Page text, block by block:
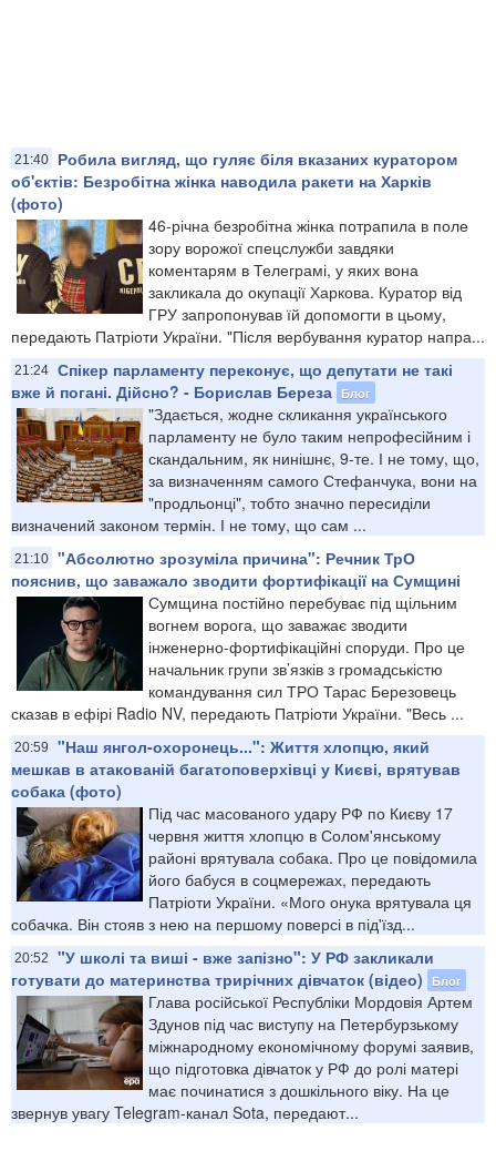
21:40
Робила вигляд, що гуляє біля вказаних куратором
об'єктів: Безробітна жінка наводила ракети на Харків
(фото)
46-річна безробітна жінка потрапила в поле
зору ворожої спецслужби завдяки
коментарям в Телеграмі, у яких вона
закликала до окупації Харкова. Куратор від
ГРУ запропонував їй допомогти в цьому,
передають Патріоти України. "Після вербування куратор напра...
21:24 Спікер парламенту переконує, що депутати не такі
вже й погані. Дійсно? - Борислав Береза Блог
"Здається, жодне скликання українського
парламенту не було таким непрофесійним і
скандальним, як нинішнє, 9-те. І не тому, що,
за визначенням самого Стефанчука, вони на
"продльонці", тобто значно пересиділи
визначений законом термін. І не тому, що сам ...
21:10 "Абсолютно зрозуміла причина": Речник ТрО
пояснив, що заважало зводити фортифікації на Сумщині
Сумщина постійно перебуває під щільним
вогнем ворога, що заважає зводити
інженерно-фортифікаційні споруди. Про це
начальник групи зв’язків з громадськістю
командування сил ТРО Тарас Березовець
сказав в ефірі Radio NV, передають Патріоти України. "Весь ...
20:59
"Наш янгол-охоронець...": Життя хлопцю, який
мешкав в атакованій багатоповерхівці у Києві, врятував
собака (фото)
Під час масованого удару РФ по Києву 17
червня життя хлопцю в Солом'янському
районі врятувала собака. Про це повідомила
його бабуся в соцмережах, передають
Патріоти України. «Мого онука врятувала ця
собачка. Він стояв з нею на першому поверсі в під'їзд...
20:52
"У школі та виші - вже запізно": У РФ закликали
готувати до материнства трирічних дівчаток (відео)
Блог
Глава російської Республіки Мордовія Артем
Здунов під час виступу на Петербурзькому
міжнародному економічному форумі заявив,
що підготовка дівчаток у РФ до ролі матері
має починатися з дошкільного віку. На це
звернув увагу Telegram-канал Sota, передают...